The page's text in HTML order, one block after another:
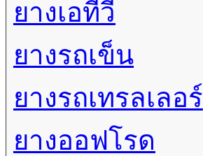
ยางเอทีวี
ยางรถเข็น
ยางรถเทรลเลอร์
ยางออฟโรด